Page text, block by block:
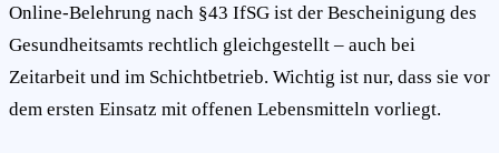
Online-Belehrung nach §43 IfSG ist der Bescheinigung des
Gesundheitsamts rechtlich gleichgestellt – auch bei
Zeitarbeit und im Schichtbetrieb. Wichtig ist nur, dass sie vor
dem ersten Einsatz mit offenen Lebensmitteln vorliegt.